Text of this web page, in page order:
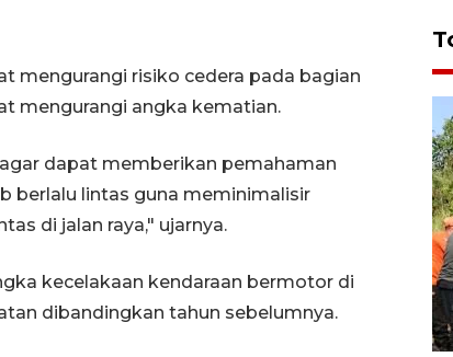
mengurangi risiko cedera pada bagian
mengurangi angka kematian.
dapat memberikan pemahaman
berlalu lintas guna meminimalisir
di jalan raya," ujarnya.
kecelakaan kendaraan bermotor di
dibandingkan tahun sebelumnya.